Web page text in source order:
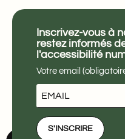
Inscrivez-vous à
restez informés
l'accessibilité
Votre email
S'INSCRIRE